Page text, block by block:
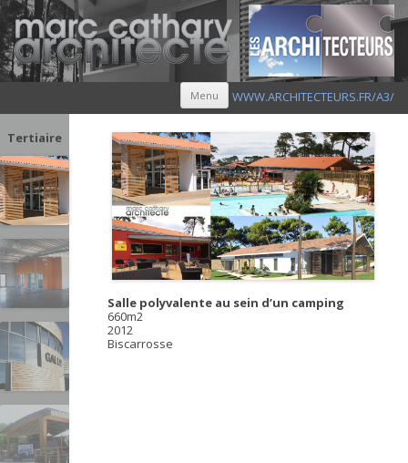
WWW.ARCHITECTEURS.FR/A3/
Menu Aller au contenu principal
Salle polyvalente au sein d’un camping
660m2
2012
Biscarrosse
Tertiaire